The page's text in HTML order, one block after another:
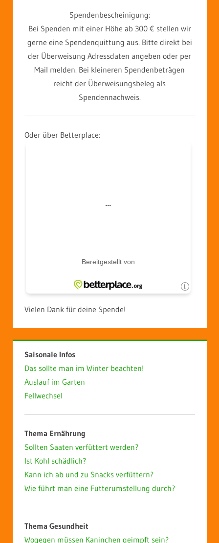
Spendenbescheinigung:
Bei Spenden mit einer Höhe ab 300 € stellen wir
gerne eine Spendenquittung aus. Bitte direkt bei
der Überweisung Adressdaten angeben oder per
Mail melden. Bei kleineren Spendenbeträgen
reicht der Überweisungsbeleg als
Spendennachweis.
Oder über Betterplace:
Vielen Dank für deine Spende!
Saisonale Infos
Das sollte man im Winter beachten!
Auslauf im Garten
Fellwechsel
Thema Ernährung
Sollten Saaten verfüttert werden?
Ist Kohl schädlich?
Kann ich ab und zu Snacks verfüttern?
Wie führt man eine Futterumstellung durch?
Thema Gesundheit
Wogegen müssen Kaninchen geimpft sein?